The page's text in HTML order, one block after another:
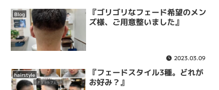
Blog
『ゴリゴリなフェード希望のメン
ズ様、ご用意整いました』
2023.03.09
hairstyle
『フェードスタイル3種。どれが
お好み？』